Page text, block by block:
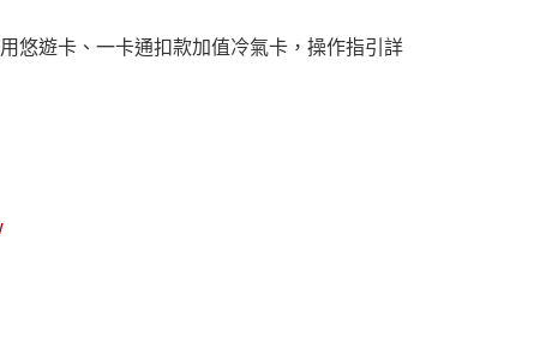
悠遊卡、一卡通扣款加值冷氣卡，操作指引詳